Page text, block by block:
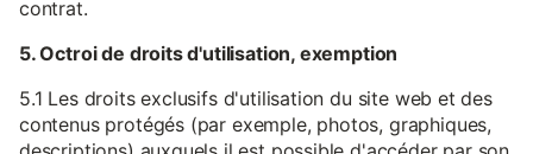
contrat.
5. Octroi de droits d'utilisation, exemption
5.1 Les droits exclusifs d'utilisation du site web et des
contenus protégés (par exemple, photos, graphiques,